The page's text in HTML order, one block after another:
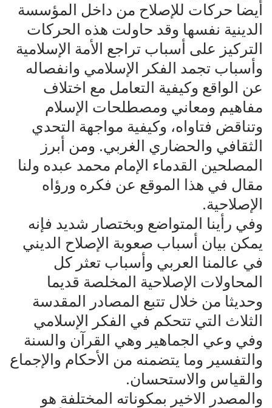
أيضا حركات للإصلاح من داخل المؤسسة
الدينية نفسها وقد حاولت ‏هذه الحركات
التركيز على أسباب تراجع الأمة الإسلامية
وأسباب تجمد الفكر الإسلامي وانفصاله
عن الواقع وكيفية التعامل مع اختلاف
مفاهيم ومعاني ومصطلحات الإسلام
وتناقض فتاواه، وكيفية مواجهة التحدي
الثقافي والحضاري الغربي. ‏ومن أبرز
المصلحين القدماء الإمام محمد عبده ولنا
مقال في هذا الموقع عن فكره ورؤاه
الإصلاحية.
وفي رأينا المتواضع وبختصار شديد فإنه
يمكن بيان أسباب صعوبة الإصلاح الديني
في عالمنا العربي وأسباب تعثر كل
المحاولات الإصلاحية المخلصة قديما
وحديثا من خلال تتبع المصادر المقدسة
الثلاث التي تتحكم في الفكر الإسلامي
وفي وعي الجماهير وهي القرآن والسنة
والتفسير وما يتضمنه من الأحكام والإجماع
والقياس والاستحسان.
‏والمصدر الاخير بمكوناته المختلفة هو